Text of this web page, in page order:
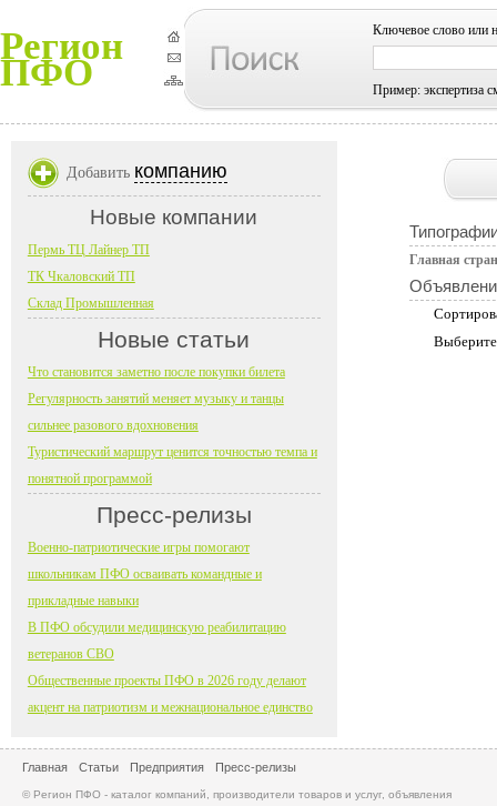
Регион
ПФО
Ключевое слово или
Пример: экспертиза
Главная
Добавить компанию
Новые компании
Пермь ТЦ Лайнер ТП
ТК Чкаловский ТП
Склад Промышленная
Новые статьи
Что становится заметно после покупки билета
Регулярность занятий меняет музыку и танцы
сильнее разового вдохновения
Туристический маршрут ценится точностью темпа и
понятной программой
Пресс-релизы
Военно-патриотические игры помогают
школьникам ПФО осваивать командные и
прикладные навыки
В ПФО обсудили медицинскую реабилитацию
ветеранов СВО
Общественные проекты ПФО в 2026 году делают
акцент на патриотизм и межнациональное единство
Главная Статьи Предприятия Пресс-релизы
© Регион ПФО - каталог компаний, производители товаров и услуг, объявления